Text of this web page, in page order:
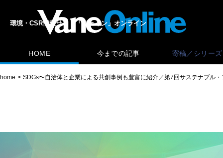
環境・CSR情報サイト「ヴェイン」オンライン
HOME 今までの記事 寄稿／シリーズ
home SDGs〜自治体と企業による共創事例も豊富に紹介／第7回サステナブル